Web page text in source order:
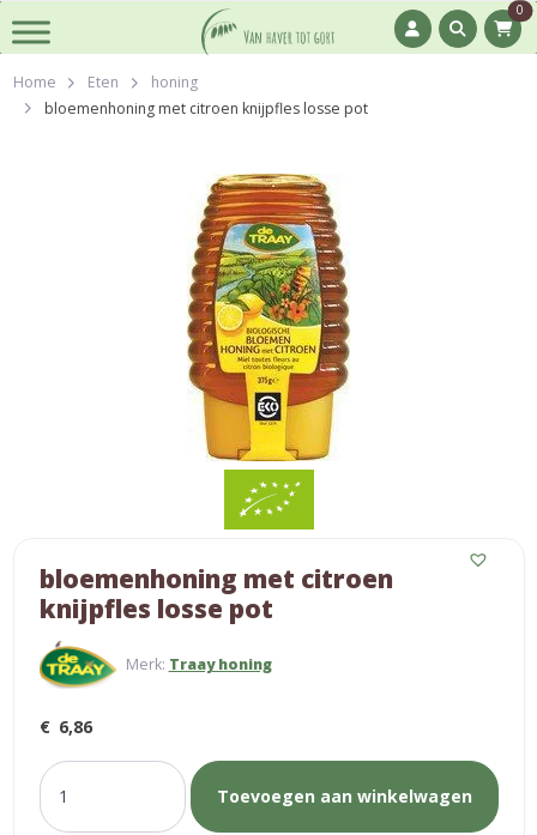
0
Home Eten
honing
bloemenhoning met citroen knijpfles losse pot
bloemenhoning met citroen
knijpfles losse pot
Merk: Traay honing
€ 6,86
bloemenhoning
met
citroen
Toevoegen aan winkelwagen